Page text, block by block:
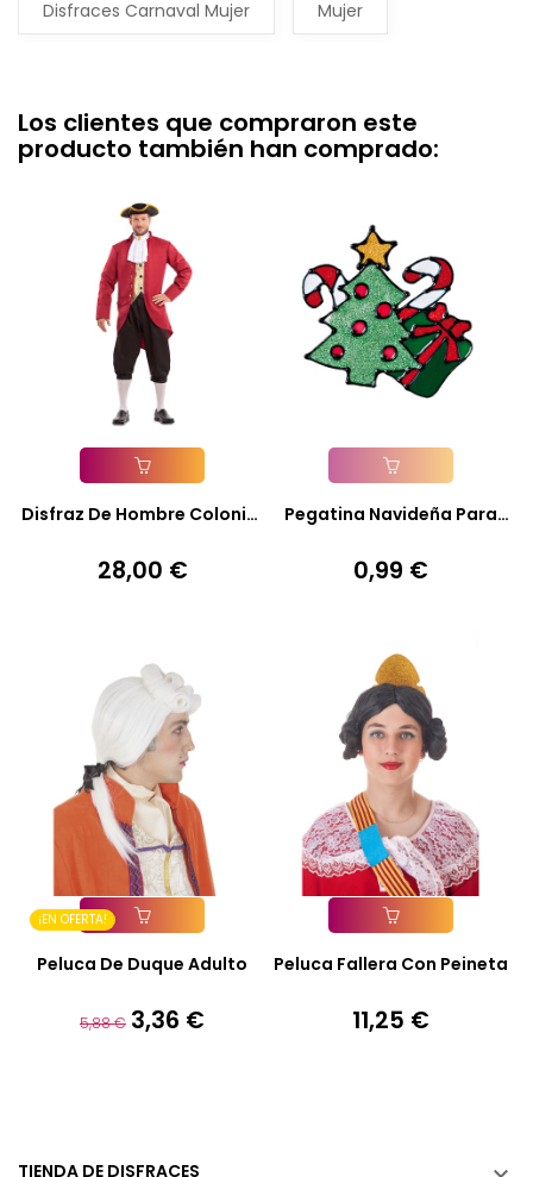
Disfraces Carnaval Mujer Mujer
Los clientes que compraron este
producto también han comprado:
Añadir A La Cesta
Disfraz De Hombre Colonial
Precio
28,00 €
Añadir A La Cesta
Pegatina Navideña Para
Precio
0,99 €
¡EN OFERTA!
Añadir A La Cesta
Peluca De Duque Adulto
Precio
5,88 € Precio
3,36 €
Añadir A La Cesta
Peluca Fallera Con Peineta
Precio
11,25 €
TIENDA DE DISFRACES